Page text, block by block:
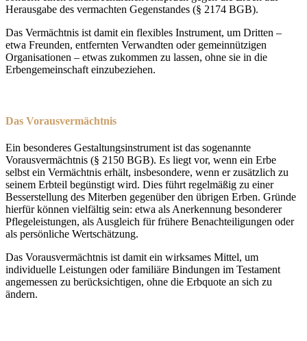
Herausgabe des vermachten Gegenstandes (§ 2174 BGB).
Das Vermächtnis ist damit ein flexibles Instrument, um Dritten –
etwa Freunden, entfernten Verwandten oder gemeinnützigen
Organisationen – etwas zukommen zu lassen, ohne sie in die
Erbengemeinschaft einzubeziehen.
Das Vorausvermächtnis
Ein besonderes Gestaltungsinstrument ist das sogenannte
Vorausvermächtnis (§ 2150 BGB). Es liegt vor, wenn ein Erbe
selbst ein Vermächtnis erhält, insbesondere, wenn er zusätzlich zu
seinem Erbteil begünstigt wird. Dies führt regelmäßig zu einer
Besserstellung des Miterben gegenüber den übrigen Erben. Gründe
hierfür können vielfältig sein: etwa als Anerkennung besonderer
Pflegeleistungen, als Ausgleich für frühere Benachteiligungen oder
als persönliche Wertschätzung.
Das Vorausvermächtnis ist damit ein wirksames Mittel, um
individuelle Leistungen oder familiäre Bindungen im Testament
angemessen zu berücksichtigen, ohne die Erbquote an sich zu
ändern.